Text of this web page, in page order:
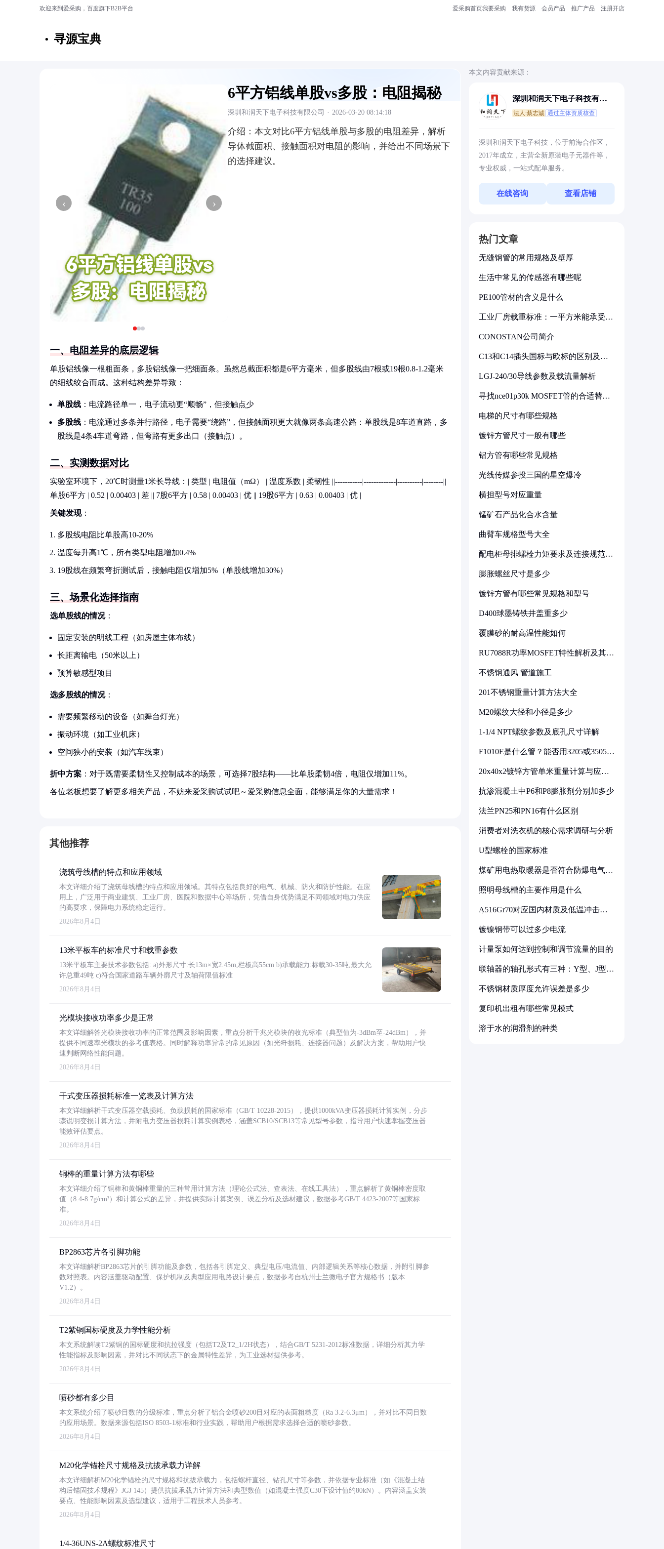
欢迎来到爱采购，百度旗下B2B平台 爱采购首页我要采购 我有货源 会员产品 推广产品 注册开店
寻源宝典
‹ ›
6平方铝线单股vs多股：电阻揭秘
深圳和润天下电子科技有限公司 · 2026-03-20 08:14:18
介绍： 本文对比6平方铝线单股与多股的电阻差异，解析
导体截面积、接触面积对电阻的影响，并给出不同场景下
的选择建议。
一、电阻差异的底层逻辑
单股铝线像一根粗面条，多股铝线像一把细面条。虽然总截面积都是6平方毫米，但多股线由7根或19根0.8-1.2毫米
的细线绞合而成。这种结构差异导致：
单股线 ：电流路径单一，电子流动更“顺畅”，但接触点少
多股线 ：电流通过多条并行路径，电子需要“绕路”，但接触面积更大就像两条高速公路：单股线是8车道直路，多
股线是4条4车道弯路，但弯路有更多出口（接触点）。
二、实测数据对比
实验室环境下，20℃时测量1米长导线：| 类型 | 电阻值（mΩ） | 温度系数 | 柔韧性 ||-----------|-------------|----------|--------||
单股6平方 | 0.52 | 0.00403 | 差 || 7股6平方 | 0.58 | 0.00403 | 优 || 19股6平方 | 0.63 | 0.00403 | 优 |
关键发现：
多股线电阻比单股高10-20%
温度每升高1℃，所有类型电阻增加0.4%
19股线在频繁弯折测试后，接触电阻仅增加5%（单股线增加30%）
三、场景化选择指南
选单股线的情况：
固定安装的明线工程（如房屋主体布线）
长距离输电（50米以上）
预算敏感型项目
选多股线的情况：
需要频繁移动的设备（如舞台灯光）
振动环境（如工业机床）
空间狭小的安装（如汽车线束）
折中方案 ：对于既需要柔韧性又控制成本的场景，可选择7股结构——比单股柔韧4倍，电阻仅增加11%。
各位老板想要了解更多相关产品，不妨来爱采购试试吧～爱采购信息全面，能够满足你的大量需求！
其他推荐
浇筑母线槽的特点和应用领域
本文详细介绍了浇筑母线槽的特点和应用领域。其特点包括良好的电气、机械、防火和防护性能。在应
用上，广泛用于商业建筑、工业厂房、医院和数据中心等场所，凭借自身优势满足不同领域对电力供应
的高要求，保障电力系统稳定运行。
2026年8月4日
13米平板车的标准尺寸和载重参数
13米平板车主要技术参数包括: a)外形尺寸:长13m×宽2.45m,栏板高55cm b)承载能力:标载30-35吨,最大允
许总重49吨 c)符合国家道路车辆外廓尺寸及轴荷限值标准
2026年8月4日
光模块接收功率多少是正常
本文详细解答光模块接收功率的正常范围及影响因素，重点分析千兆光模块的收光标准（典型值为-3dBm至-24dBm），并
提供不同速率光模块的参考值表格。同时解释功率异常的常见原因（如光纤损耗、连接器问题）及解决方案，帮助用户快
速判断网络性能问题。
2026年8月4日
干式变压器损耗标准一览表及计算方法
本文详细解析干式变压器空载损耗、负载损耗的国家标准（GB/T 10228-2015），提供1000kVA变压器损耗计算实例，分步
骤说明变损计算方法，并附电力变压器损耗计算实例表格，涵盖SCB10/SCB13等常见型号参数，指导用户快速掌握变压器
能效评估要点。
2026年8月4日
铜棒的重量计算方法有哪些
本文详细介绍了铜棒和黄铜棒重量的三种常用计算方法（理论公式法、查表法、在线工具法），重点解析了黄铜棒密度取
值（8.4-8.7g/cm³）和计算公式的差异，并提供实际计算案例、误差分析及选材建议，数据参考GB/T 4423-2007等国家标
准。
2026年8月4日
BP2863芯片各引脚功能
本文详细解析BP2863芯片的引脚功能及参数，包括各引脚定义、典型电压/电流值、内部逻辑关系等核心数据，并附引脚参
数对照表。内容涵盖驱动配置、保护机制及典型应用电路设计要点，数据参考自杭州士兰微电子官方规格书（版本
V1.2）。
2026年8月4日
T2紫铜国标硬度及力学性能分析
本文系统解读T2紫铜的国标硬度和抗拉强度（包括T2及T2_1/2H状态），结合GB/T 5231-2012标准数据，详细分析其力学
性能指标及影响因素，并对比不同状态下的金属特性差异，为工业选材提供参考。
2026年8月4日
喷砂都有多少目
本文系统介绍了喷砂目数的分级标准，重点分析了铝合金喷砂200目对应的表面粗糙度（Ra 3.2-6.3μm），并对比不同目数
的应用场景。数据来源包括ISO 8503-1标准和行业实践，帮助用户根据需求选择合适的喷砂参数。
2026年8月4日
M20化学锚栓尺寸规格及抗拔承载力详解
本文详细解析M20化学锚栓的尺寸规格和抗拔承载力，包括螺杆直径、钻孔尺寸等参数，并依据专业标准（如《混凝土结
构后锚固技术规程》JGJ 145）提供抗拔承载力计算方法和典型数值（如混凝土强度C30下设计值约80kN）。内容涵盖安装
要点、性能影响因素及选型建议，适用于工程技术人员参考。
2026年8月4日
1/4-36UNS-2A螺纹标准尺寸
本文内容贡献来源：
深圳和润天下电子科技有限
法人:蔡志诚 通过主体资质核查
深圳和润天下电子科技，位于前海合作区，
2017年成立，主营全新原装电子元器件等，
专业权威，一站式配单服务。
在线咨询 查看店铺
热门文章
无缝钢管的常用规格及壁厚
生活中常见的传感器有哪些呢
PE100管材的含义是什么
工业厂房载重标准：一平方米能承受多
CONOSTAN公司简介
C13和C14插头国标与欧标的区别及其
LGJ-240/30导线参数及载流量解析
寻找nce01p30k MOSFET管的合适替代
电梯的尺寸有哪些规格
镀锌方管尺寸一般有哪些
铝方管有哪些常见规格
光线传媒参投三国的星空爆冷
横担型号对应重量
锰矿石产品化合水含量
曲臂车规格型号大全
配电柜母排螺栓力矩要求及连接规范详
膨胀螺丝尺寸是多少
镀锌方管有哪些常见规格和型号
D400球墨铸铁井盖重多少
覆膜砂的耐高温性能如何
RU7088R功率MOSFET特性解析及其在
不锈钢通风 管道施工
201不锈钢重量计算方法大全
M20螺纹大径和小径是多少
1-1/4 NPT螺纹参数及底孔尺寸详解
F1010E是什么管？能否用3205或3505代
20x40x2镀锌方管单米重量计算与应用
抗渗混凝土中P6和P8膨胀剂分别加多少
法兰PN25和PN16有什么区别
消费者对洗衣机的核心需求调研与分析
U型螺栓的国家标准
煤矿用电热取暖器是否符合防爆电气设
照明母线槽的主要作用是什么
A516Gr70对应国内材质及低温冲击要
镀镍钢带可以过多少电流
计量泵如何达到控制和调节流量的目的
联轴器的轴孔形式有三种：Y型、J型、
不锈钢材质厚度允许误差是多少
复印机出租有哪些常见模式
溶于水的润滑剂的种类